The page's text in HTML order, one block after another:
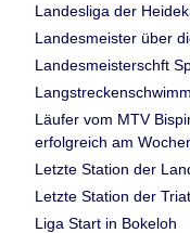
Landesliga der
Landesmeister über
Landesmeisterschft
Läufer vom MTV
erfolgreich am
Letzte Station der
Letzte Station der
Liga Start in Bokeloh